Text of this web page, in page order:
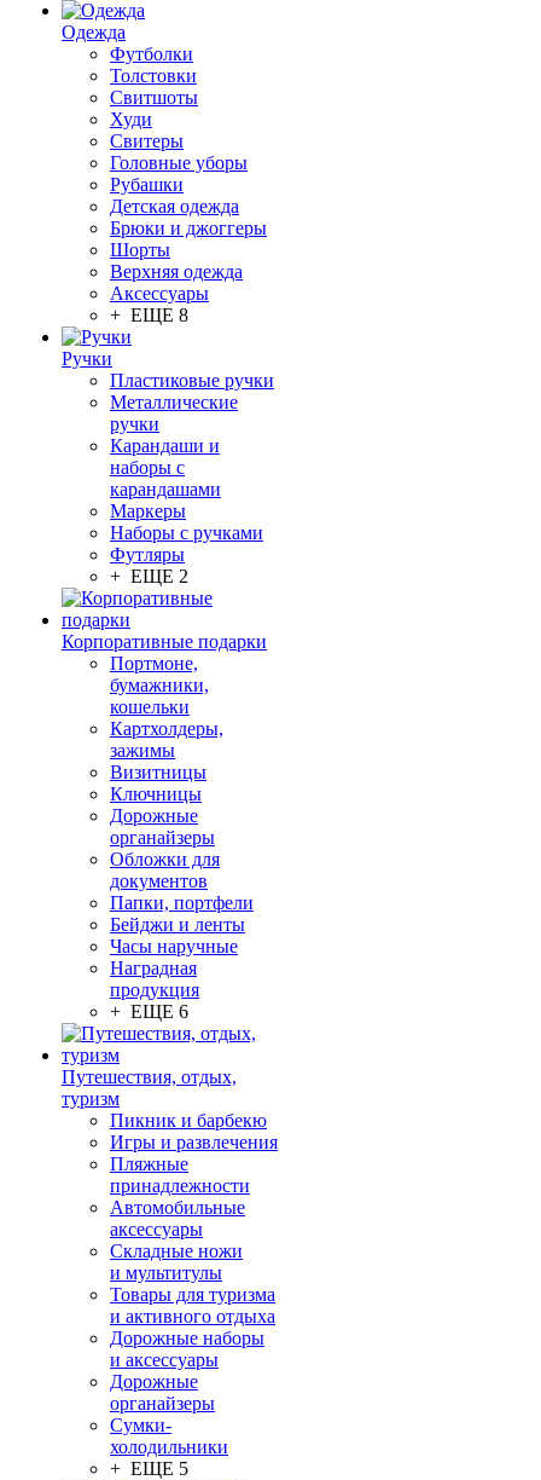
Одежда
Футболки
Толстовки
Свитшоты
Худи
Свитеры
Головные уборы
Рубашки
Детская одежда
Брюки и джоггеры
Шорты
Верхняя одежда
Аксессуары
+ ЕЩЕ 8
Ручки
Пластиковые ручки
Металлические
ручки
Карандаши и
наборы с
карандашами
Маркеры
Наборы с ручками
Футляры
+ ЕЩЕ 2
Корпоративные подарки
Портмоне,
бумажники,
кошельки
Картхолдеры,
зажимы
Визитницы
Ключницы
Дорожные
органайзеры
Обложки для
документов
Папки, портфели
Бейджи и ленты
Часы наручные
Наградная
продукция
+ ЕЩЕ 6
Путешествия, отдых,
туризм
Пикник и барбекю
Игры и развлечения
Пляжные
принадлежности
Автомобильные
аксессуары
Складные ножи
и мультитулы
Товары для туризма
и активного отдыха
Дорожные наборы
и аксессуары
Дорожные
органайзеры
Сумки-
холодильники
+ ЕЩЕ 5